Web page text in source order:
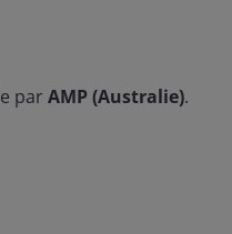
par AMP (Australie).